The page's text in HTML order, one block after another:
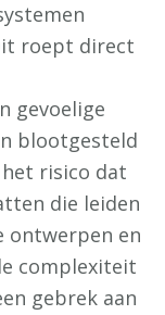
roept direct
gevoelige
blootgesteld
risico dat
die leiden
ontwerpen en
complexiteit
gebrek aan